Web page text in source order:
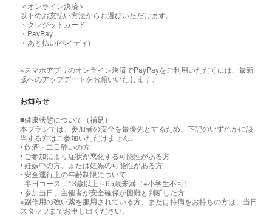
＜オンライン決済＞
以下のお支払い方法からお選びいただけます。
・クレジットカード
・PayPay
・あと払い(ペイディ)
※スマホアプリのオンライン決済でPayPayをご利用いただくには、最新
版へのアップデートをお願いいたします。
お知らせ
■健康状態について（補足）
本プランでは、参加者の安全を最優先とするため、下記のいずれかに該
当する方はご参加いただけません。
• 飲酒・二日酔いの方
• ご参加により症状が悪化する可能性がある方
• 妊娠中の方、または妊娠の可能性がある方
• 安全運行上の年齢制限について
- 半日コース：13歳以上～65歳未満（※小学生不可）
• 参加当日、主催者が安全確保が困難と判断した方
※副作用の強い薬を服用されている方、または持病をお持ちの方は、当日
スタッフまでお申し出ください。